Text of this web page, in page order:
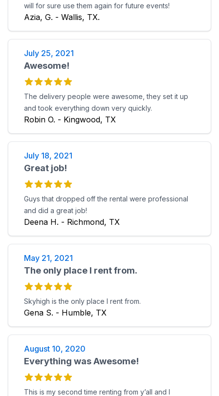
will for sure use them again for future events!
Azia, G. - Wallis, TX.
July 25, 2021
Awesome!
The delivery people were awesome, they set it up
and took everything down very quickly.
Robin O. - Kingwood, TX
July 18, 2021
Great job!
Guys that dropped off the rental were professional
and did a great job!
Deena H. - Richmond, TX
May 21, 2021
The only place I rent from.
Skyhigh is the only place I rent from.
Gena S. - Humble, TX
August 10, 2020
Everything was Awesome!
This is my second time renting from y’all and I